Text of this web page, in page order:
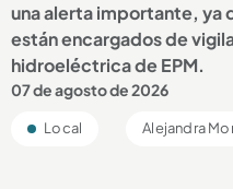
una alerta importante, ya
están encargados de
hidroeléctrica de EPM.
07 de agosto de 2026
Local Alejandra